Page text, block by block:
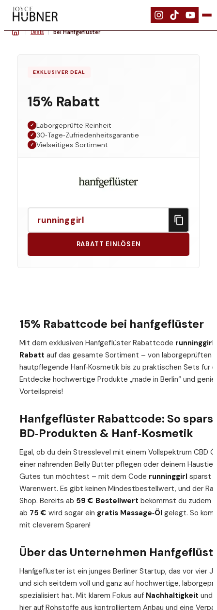
| Deals | bei Hanfgeflüster
EXKLUSIVER DEAL
15% Rabatt
✓ Laborgeprüfte Reinheit
✓ 30‑Tage‑Zufriedenheitsgarantie
✓ Vielseitiges Sortiment
runninggirl
RABATT EINLÖSEN
15% Rabattcode bei hanfgeflüster
Mit dem exklusiven Hanfgeflüster Rabattcode runninggirl
Rabatt auf das gesamte Sortiment – von laborgeprüften
hautpflegende Hanf‑Kosmetik bis zu praktischen Sets für
Entdecke hochwertige Produkte „made in Berlin“ und
Vorteilspreis!
Hanfgeflüster Rabattcode: So
BD‑Produkten & Hanf‑Kosmetik
Egal, ob du dein Stresslevel mit einem Vollspektrum CBD
einer nährenden Belly Butter pflegen oder deinem
Gutes tun möchtest – mit dem Code runninggirl sparst
Warenwert. Es gibt keinen Mindestbestellwert, und der
Shop. Bereits ab 59 € Bestellwert bekommst du zudem
ab 75 € wird sogar ein gratis Massage‑Öl gelegt. So
mit cleverem Sparen!
Über das Unternehmen
Hanfgeflüster ist ein junges Berliner Startup, das vor vier
und sich seitdem voll und ganz auf hochwertige,
spezialisiert hat. Mit klarem Fokus auf Nachhaltigkeit und
hier auf Rohstoffe aus kontrolliertem Anbau und eine